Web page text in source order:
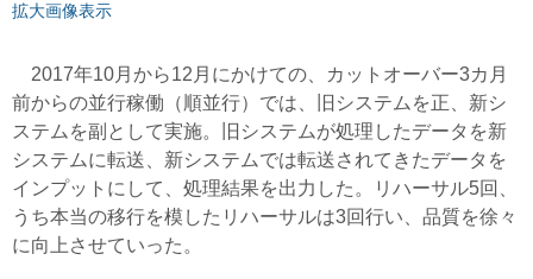
拡大画像表示
2017年10月から12月にかけての、カットオーバー3カ月
前からの並行稼働（順並行）では、旧システムを正、新シ
ステムを副として実施。旧システムが処理したデータを新
システムに転送、新システムでは転送されてきたデータを
インプットにして、処理結果を出力した。リハーサル5回、
うち本当の移行を模したリハーサルは3回行い、品質を徐々
に向上させていった。